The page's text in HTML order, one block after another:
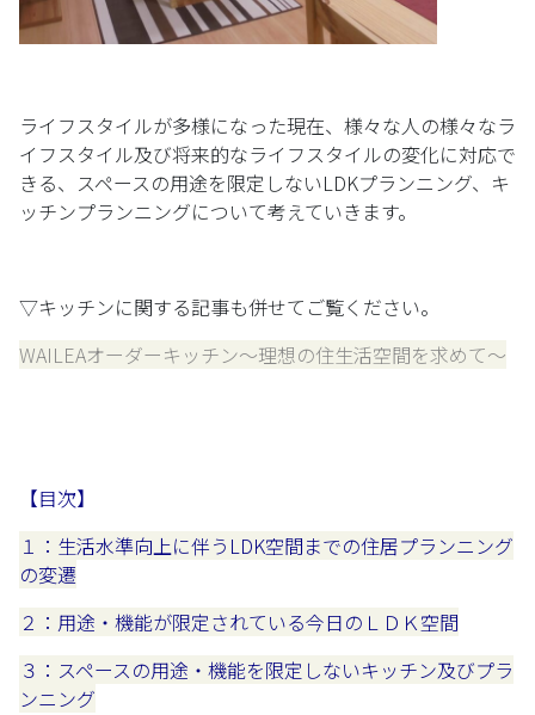
ライフスタイルが多様になった現在、様々な人の様々なラ
イフスタイル及び将来的なライフスタイルの変化に対応で
きる、スペースの用途を限定しないLDKプランニング、キ
ッチンプランニングについて考えていきます。
▽キッチンに関する記事も併せてご覧ください。
WAILEAオーダーキッチン～理想の住生活空間を求めて～
【目次】
１：生活水準向上に伴うLDK空間までの住居プランニング
の変遷
２：用途・機能が限定されている今日のＬＤＫ空間
３：スペースの用途・機能を限定しないキッチン及びプラ
ンニング